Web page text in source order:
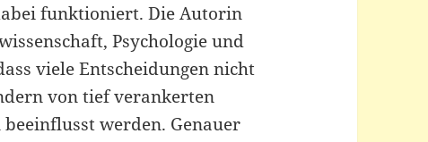
funktioniert. Die Autorin
Psychologie und
viele Entscheidungen nicht
von tief verankerten
werden. Genauer